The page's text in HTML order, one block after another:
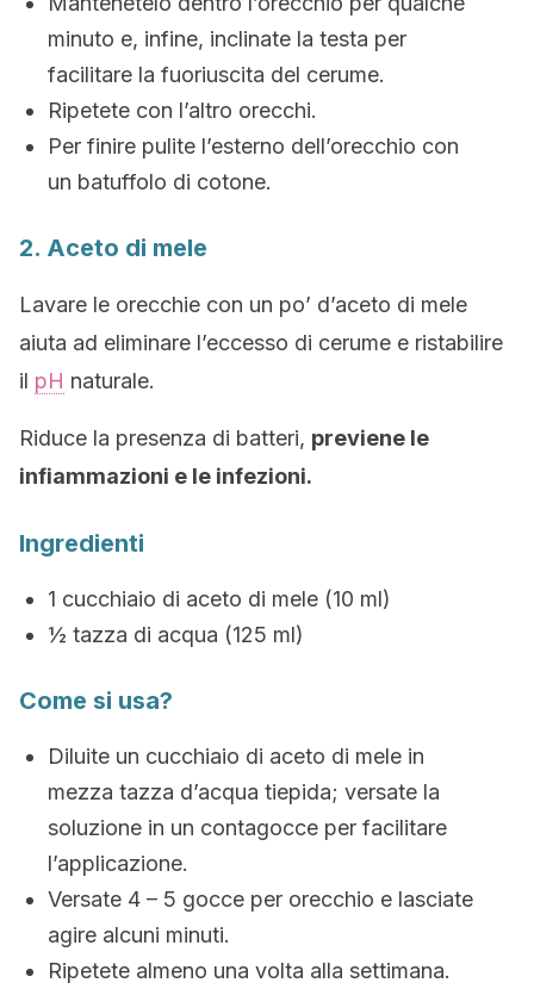
minuto e, infine, inclinate la testa per
facilitare la fuoriuscita del cerume.
Ripetete con l’altro orecchi.
Per finire pulite l’esterno dell’orecchio con
un batuffolo di cotone.
2. Aceto di mele
Lavare le orecchie con un po’ d’aceto di mele
aiuta ad eliminare l’eccesso di cerume e ristabilire
il pH naturale.
Riduce la presenza di batteri, previene le
infiammazioni e le infezioni.
Ingredienti
1 cucchiaio di aceto di mele (10 ml)
½ tazza di acqua (125 ml)
Come si usa?
Diluite un cucchiaio di aceto di mele in
mezza tazza d’acqua tiepida; versate la
soluzione in un contagocce per facilitare
l’applicazione.
Versate 4 – 5 gocce per orecchio e lasciate
agire alcuni minuti.
Ripetete almeno una volta alla settimana.